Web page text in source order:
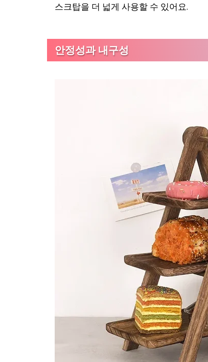
스크탑을 더 넓게 사용할 수 있어요.
안정성과 내구성